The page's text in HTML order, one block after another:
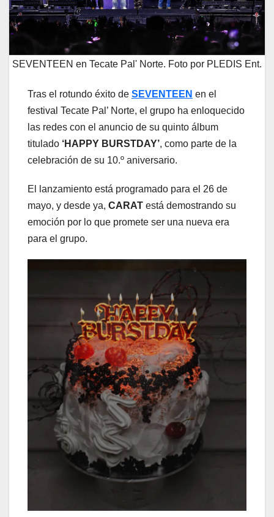
SEVENTEEN en Tecate Pal' Norte. Foto por PLEDIS Ent.
Tras el rotundo éxito de SEVENTEEN en el
festival Tecate Pal’ Norte, el grupo ha enloquecido
las redes con el anuncio de su quinto álbum
titulado ‘HAPPY BURSTDAY’, como parte de la
celebración de su 10.º aniversario.
El lanzamiento está programado para el 26 de
mayo, y desde ya, CARAT está demostrando su
emoción por lo que promete ser una nueva era
para el grupo.